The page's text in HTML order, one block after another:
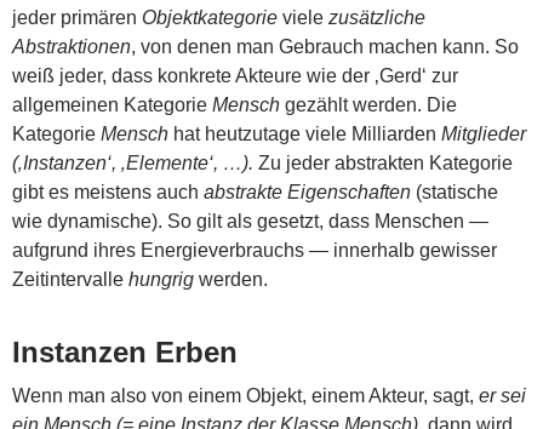
jeder primären Objektkategorie viele zusätzliche
Abstraktionen, von denen man Gebrauch machen kann. So
weiß jeder, dass konkrete Akteure wie der ‚Gerd‘ zur
allgemeinen Kategorie Mensch gezählt werden. Die
Kategorie Mensch hat heutzutage viele Milliarden Mitglieder
(‚Instanzen‘, ‚Elemente‘, …). Zu jeder abstrakten Kategorie
gibt es meistens auch abstrakte Eigenschaften (statische
wie dynamische). So gilt als gesetzt, dass Menschen —
aufgrund ihres Energieverbrauchs — innerhalb gewisser
Zeitintervalle hungrig werden.
Instanzen Erben
Wenn man also von einem Objekt, einem Akteur, sagt, er sei
ein Mensch (= eine Instanz der Klasse Mensch) , dann wird